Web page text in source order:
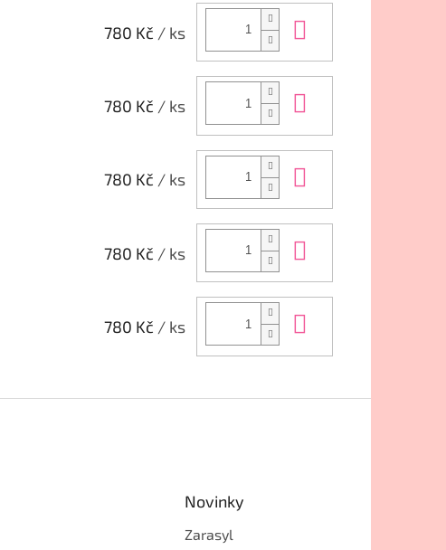
780 Kč / ks
780 Kč / ks
780 Kč / ks
780 Kč / ks
780 Kč / ks
Novinky
Zarasyl